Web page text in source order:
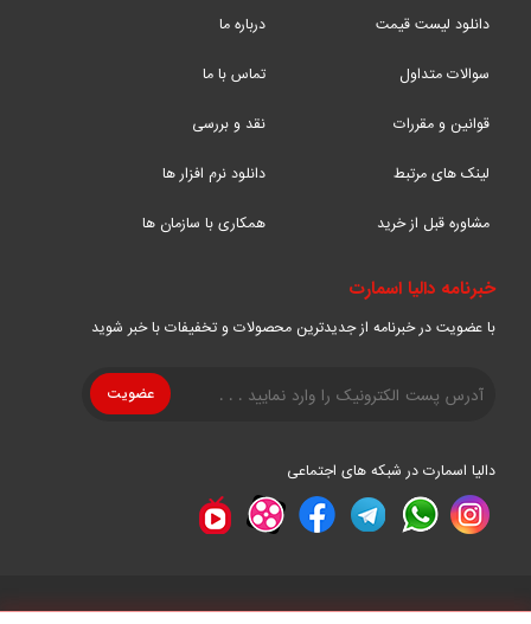
دانلود لیست قیمت
سوالات متداول
قوانین و مقررات
لینک های مرتبط
مشاوره قبل از خرید
درباره ما
تماس با ما
نقد و بررسی
دانلود نرم افزار ها
همکاری با سازمان ها
خبرنامه دالیا اسمارت
با عضویت در خبرنامه از جدیدترین محصولات و تخفیفات با خبر شوید
دالیا اسمارت در شبکه های اجتماعی